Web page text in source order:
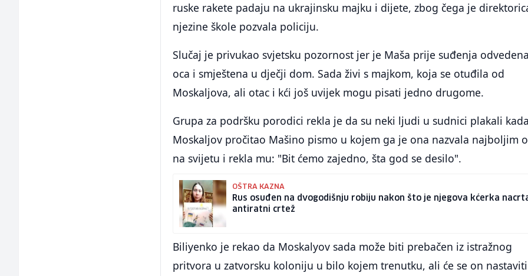
ruske rakete padaju na ukrajinsku majku i dijete, zbog čega je
njezine škole pozvala policiju.
Slučaj je privukao svjetsku pozornost jer je Maša prije suđenja
oca i smještena u dječji dom. Sada živi s majkom, koja se otuđila od
Moskaljova, ali otac i kći još uvijek mogu pisati jedno drugome.
Grupa za podršku porodici rekla je da su neki ljudi u sudnici plakali
Moskaljov pročitao Mašino pismo u kojem ga je ona nazvala najboljim
na svijetu i rekla mu: "Bit ćemo zajedno, šta god se desilo".
OŠTRA KAZNA
Rus osuđen na dvogodišnju robiju nakon što je njegova kćerka
antiratni crtež
Biliyenko je rekao da Moskalyov sada može biti prebačen iz istražnog
pritvora u zatvorsku koloniju u bilo kojem trenutku, ali će se on nastaviti